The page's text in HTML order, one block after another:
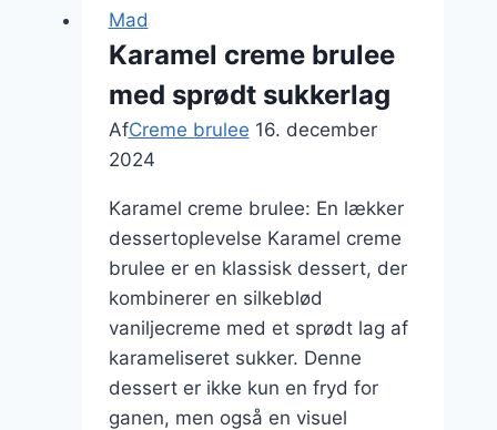
frokostbordet
Mad
Karamel creme brulee
med sprødt sukkerlag
AfCreme brulee 16. december
2024
Karamel creme brulee: En lækker
dessertoplevelse Karamel creme
brulee er en klassisk dessert, der
kombinerer en silkeblød
vaniljecreme med et sprødt lag af
karameliseret sukker. Denne
dessert er ikke kun en fryd for
ganen, men også en visuel